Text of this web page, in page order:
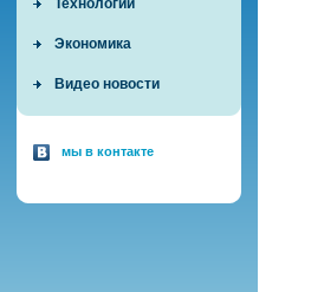
Технологии
Экономика
Видео новости
мы в контакте